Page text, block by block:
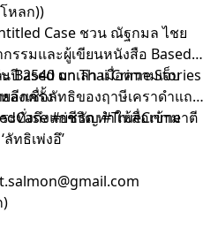
หลก))
Case ชวน ณัฐกมล ไชย
รมและผู้เขียนหนังสือ Based
Based on Thai Crime Stories
อีกครั้ง
2540 มาเล่า เมื่อความเจ็บ
งเชื่อลัทธิของฤาษีเคราดำแถบ
ทั่งถึงแก่ชีวิต ทำให้สื่อเข้ามาตี
ทธิเพ่งอึ’
#ยชธัญ #TrueCrime